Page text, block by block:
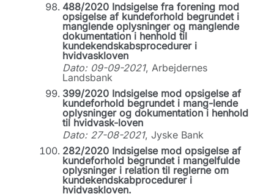
488/2020 Indsigelse fra forening mod
opsigelse af kundeforhold begrundet i
manglende oplysninger og manglende
dokumentation i henhold til
kundekendskabsprocedurer i
hvidvaskloven
Dato: 09-09-2021, Arbejdernes
Landsbank
399/2020 Indsigelse mod opsigelse af
kundeforhold begrundet i mang-lende
oplysninger og dokumentation i henhold
til hvidvask-loven
Dato: 27-08-2021, Jyske Bank
282/2020 Indsigelse mod opsigelse af
kundeforhold begrundet i mangelfulde
oplysninger i relation til reglerne om
kundekendskabprocedurer i
hvidvaskloven.